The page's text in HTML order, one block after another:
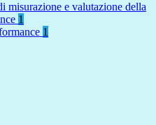
misurazione e valutazione della
1
1